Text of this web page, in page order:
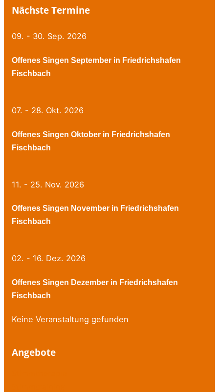
Nächste Termine
09. - 30. Sep. 2026
Offenes Singen September in Friedrichshafen
Fischbach
07. - 28. Okt. 2026
Offenes Singen Oktober in Friedrichshafen
Fischbach
11. - 25. Nov. 2026
Offenes Singen November in Friedrichshafen
Fischbach
02. - 16. Dez. 2026
Offenes Singen Dezember in Friedrichshafen
Fischbach
Keine Veranstaltung gefunden
Angebote